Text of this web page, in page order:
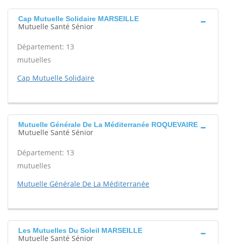
Cap Mutuelle Solidaire MARSEILLE
Mutuelle Santé Sénior
Département: 13
mutuelles
Cap Mutuelle Solidaire
Mutuelle Générale De La Méditerranée ROQUEVAIRE
Mutuelle Santé Sénior
Département: 13
mutuelles
Mutuelle Générale De La Méditerranée
Les Mutuelles Du Soleil MARSEILLE
Mutuelle Santé Sénior